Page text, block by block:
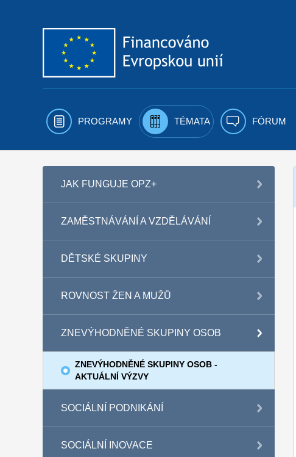
PROGRAMY TÉMATA FÓRUM
JAK FUNGUJE OPZ+
ZAMĚSTNÁVÁNÍ A VZDĚLÁVÁNÍ
DĚTSKÉ SKUPINY
ROVNOST ŽEN A MUŽŮ
ZNEVÝHODNĚNÉ SKUPINY OSOB
ZNEVÝHODNĚNÉ SKUPINY OSOB -
AKTUÁLNÍ VÝZVY
SOCIÁLNÍ PODNIKÁNÍ
SOCIÁLNÍ INOVACE